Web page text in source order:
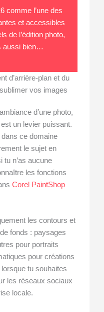
comme l’une des
et accessibles
de l’édition photo,
aussi bien…
d’arrière-plan et du
vos images
d’une photo,
un levier puissant.
dans ce domaine
le sujet en
tu n’as aucune
les fonctions
Corel PaintShop
les contours et
fonds : paysages
pour portraits
pour créations
tu souhaites
les réseaux sociaux
locale.